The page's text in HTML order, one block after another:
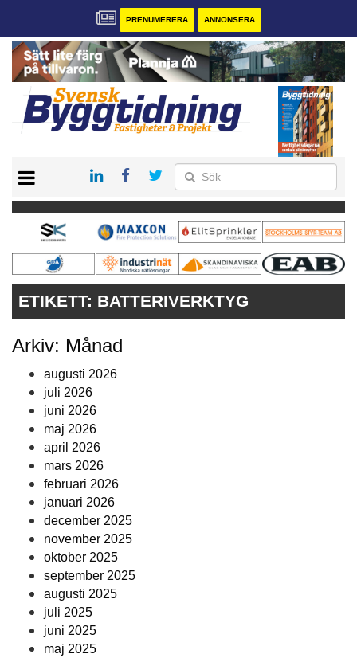
PRENUMERERA ANNONSERA
PRENUMERERA
VÅRA ANDRA MAGASIN
ANNONSERA
KONTAKT
ETIKETT: BATTERIVERKTYG
Arkiv: Månad
augusti 2026
juli 2026
juni 2026
maj 2026
april 2026
mars 2026
februari 2026
januari 2026
december 2025
november 2025
oktober 2025
september 2025
augusti 2025
juli 2025
juni 2025
maj 2025